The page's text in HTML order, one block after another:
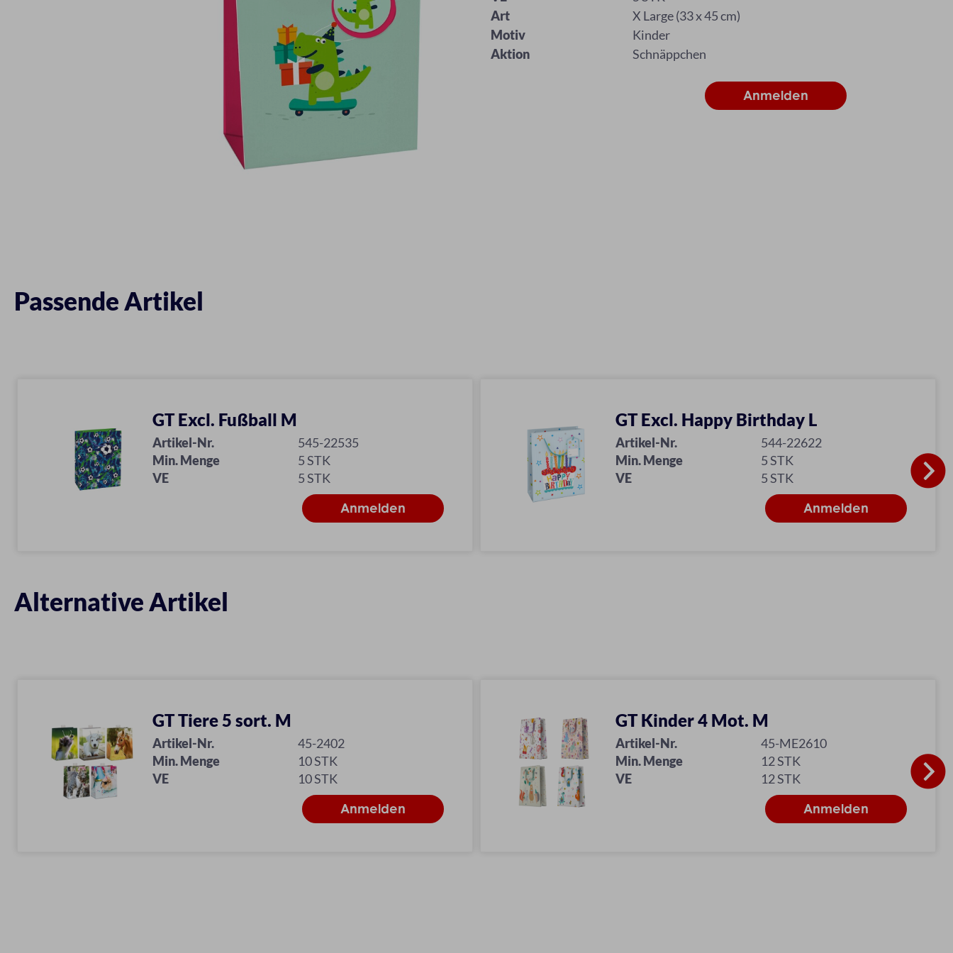
Art
X Large (33 x 45 cm)
Motiv
Kinder
Aktion
Schnäppchen
Passende Artikel
GT Excl. Fußball M
Artikel-Nr.
545-22535
Min. Menge
5 STK
VE
5 STK
GT Excl. Happy Birthday L
Artikel-Nr.
544-22622
Min. Menge
5 STK
VE
5 STK
Alternative Artikel
GT Tiere 5 sort. M
Artikel-Nr.
45-2402
Min. Menge
10 STK
VE
10 STK
GT Kinder 4 Mot. M
Artikel-Nr.
45-ME2610
Min. Menge
12 STK
VE
12 STK